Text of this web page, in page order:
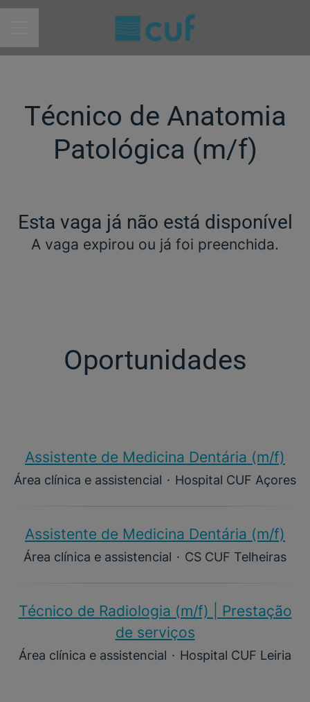
MENU DE CARREIRAS
Técnico de Anatomia
Patológica (m/f)​
Esta vaga já não está disponível
A vaga expirou ou já foi preenchida.
Oportunidades
Assistente de Medicina Dentária (m/f)​
Área clínica e assistencial · Hospital CUF Açores
Assistente de Medicina Dentária (m/f)​
Área clínica e assistencial · CS CUF Telheiras
Técnico de Radiologia (m/f) | Prestação
de serviços
Área clínica e assistencial · Hospital CUF Leiria